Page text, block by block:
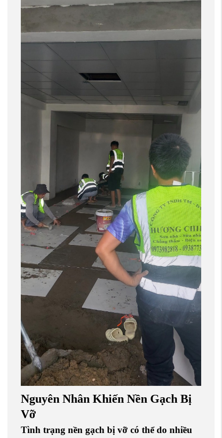
Nguyên Nhân Khiến Nền Gạch Bị
Vỡ
Tình trạng nền gạch bị vỡ có thể do nhiều